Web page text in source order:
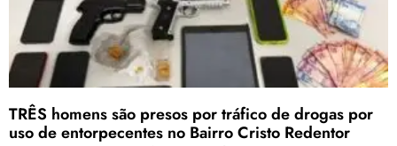
TRÊS homens são presos por tráfico de drogas por
uso de entorpecentes no Bairro Cristo Redentor